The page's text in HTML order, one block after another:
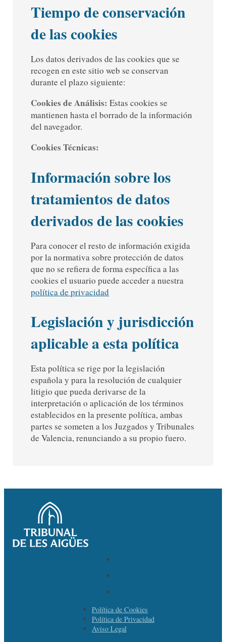
Tiempo de conservación
de las cookies
Los datos derivados de las cookies que se
recogen en este sitio web se conservan
durante el plazo siguiente:
Cookies de Análisis: Estas cookies se
mantienen hasta el borrado de la información
del navegador.
Cookies Técnicas:
Información sobre los
tratamientos de datos
derivados de las cookies
Para conocer el resto de información exigida
por la normativa sobre protección de datos
que no se refiera de forma específica a las
cookies el usuario puede acceder a nuestra
política de privacidad
Legislación y jurisdicción
aplicable a esta política
Esta política se rige por la legislación
española y para la resolución de cualquier
litigio que pueda derivarse de la
interpretación o aplicación de los términos
establecidos en la presente política, ambas
partes se someten a los Juzgados y Tribunales
de Valencia, renunciando a su propio fuero.
Política de Cookies
Política de Privacidad
Aviso Legal